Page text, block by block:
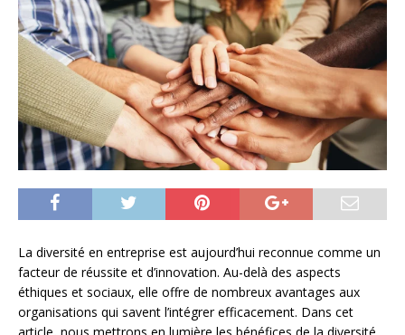
La diversité en entreprise est aujourd’hui reconnue comme un
facteur de réussite et d’innovation. Au-delà des aspects
éthiques et sociaux, elle offre de nombreux avantages aux
organisations qui savent l’intégrer efficacement. Dans cet